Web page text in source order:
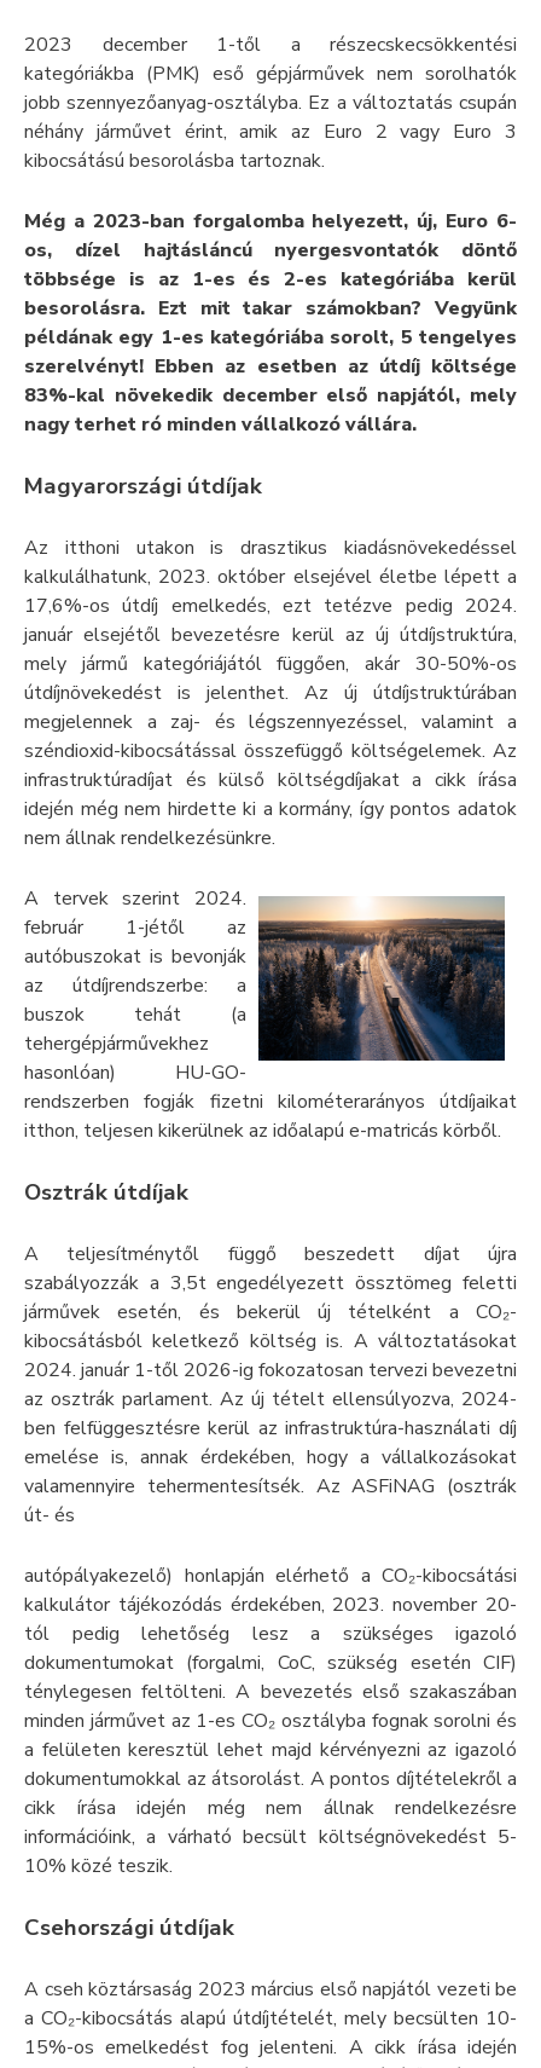
2023 december 1-től a részecskecsökkentési
kategóriákba (PMK) eső gépjárművek nem sorolhatók
jobb szennyezőanyag-osztályba. Ez a változtatás csupán
néhány járművet érint, amik az Euro 2 vagy Euro 3
kibocsátású besorolásba tartoznak.
Még a 2023-ban forgalomba helyezett, új, Euro 6-
os, dízel hajtásláncú nyergesvontatók döntő
többsége is az 1-es és 2-es kategóriába kerül
besorolásra. Ezt mit takar számokban? Vegyünk
példának egy 1-es kategóriába sorolt, 5 tengelyes
szerelvényt! Ebben az esetben az útdíj költsége
83%-kal növekedik december első napjától, mely
nagy terhet ró minden vállalkozó vállára.
Magyarországi útdíjak
Az itthoni utakon is drasztikus kiadásnövekedéssel
kalkulálhatunk, 2023. október elsejével életbe lépett a
17,6%-os útdíj emelkedés, ezt tetézve pedig 2024.
január elsejétől bevezetésre kerül az új útdíjstruktúra,
mely jármű kategóriájától függően, akár 30-50%-os
útdíjnövekedést is jelenthet. Az új útdíjstruktúrában
megjelennek a zaj- és légszennyezéssel, valamint a
széndioxid-kibocsátással összefüggő költségelemek. Az
infrastruktúradíjat és külső költségdíjakat a cikk írása
idején még nem hirdette ki a kormány, így pontos adatok
nem állnak rendelkezésünkre.
A tervek szerint 2024.
február 1-jétől az
autóbuszokat is bevonják
az útdíjrendszerbe: a
buszok tehát (a
tehergépjárművekhez
hasonlóan) HU-GO-
rendszerben fogják fizetni kilométerarányos útdíjaikat
itthon, teljesen kikerülnek az időalapú e-matricás körből.
Osztrák útdíjak
A teljesítménytől függő beszedett díjat újra
szabályozzák a 3,5t engedélyezett össztömeg feletti
járművek esetén, és bekerül új tételként a CO₂-
kibocsátásból keletkező költség is. A változtatásokat
2024. január 1-től 2026-ig fokozatosan tervezi bevezetni
az osztrák parlament. Az új tételt ellensúlyozva, 2024-
ben felfüggesztésre kerül az infrastruktúra-használati díj
emelése is, annak érdekében, hogy a vállalkozásokat
valamennyire tehermentesítsék. Az ASFiNAG (osztrák
út- és
autópályakezelő) honlapján elérhető a CO₂-kibocsátási
kalkulátor tájékozódás érdekében, 2023. november 20-
tól pedig lehetőség lesz a szükséges igazoló
dokumentumokat (forgalmi, CoC, szükség esetén CIF)
ténylegesen feltölteni. A bevezetés első szakaszában
minden járművet az 1-es CO₂ osztályba fognak sorolni és
a felületen keresztül lehet majd kérvényezni az igazoló
dokumentumokkal az átsorolást. A pontos díjtételekről a
cikk írása idején még nem állnak rendelkezésre
információink, a várható becsült költségnövekedést 5-
10% közé teszik.
Csehországi útdíjak
A cseh köztársaság 2023 március első napjától vezeti be
a CO₂-kibocsátás alapú útdíjtételét, mely becsülten 10-
15%-os emelkedést fog jelenteni. A cikk írása idején